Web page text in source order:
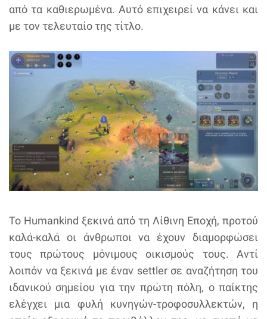
από τα καθιερωμένα. Αυτό επιχειρεί να κάνει και
με τον τελευταίο της τίτλο.
Το Humankind ξεκινά από τη Λίθινη Εποχή, προτού
καλά-καλά οι άνθρωποι να έχουν διαμορφώσει
τους πρώτους μόνιμους οικισμούς τους. Αντί
λοιπόν να ξεκινά με έναν settler σε αναζήτηση του
ιδανικού σημείου για την πρώτη πόλη, ο παίκτης
ελέγχει μια φυλή κυνηγών-τροφοσυλλεκτών, η